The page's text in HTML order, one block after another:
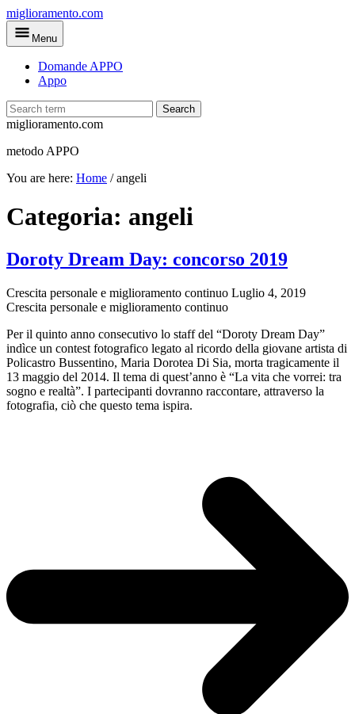
Skip
to
main
miglioramento.com
Menu
Domande APPO
Appo
Search
miglioramento.com
metodo APPO
You are here: Home /angeli
Categoria: angeli
Doroty Dream Day: concorso 2019
Crescita personale e miglioramento continuo Luglio 4, 2019
Crescita personale e miglioramento continuo
Per il quinto anno consecutivo lo staff del “Doroty Dream Day”
indìce un contest fotografico legato al ricordo della giovane artista di
Policastro Bussentino, Maria Dorotea Di Sia, morta tragicamente il
13 maggio del 2014. Il tema di quest’anno è “La vita che vorrei: tra
sogno e realtà”. I partecipanti dovranno raccontare, attraverso la
fotografia, ciò che questo tema ispira.